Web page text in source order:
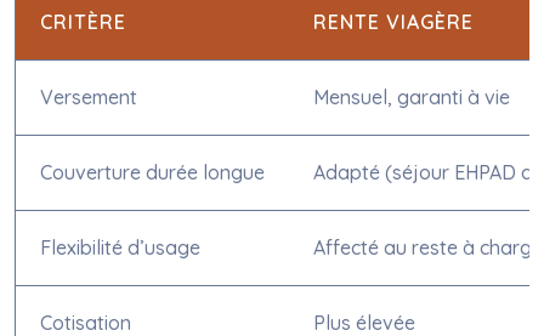
CRITÈRE RENTE VIAGÈRE
Versement Mensuel, garanti à vie
Couverture durée longue Adapté (séjour EHPAD
Flexibilité d’usage Affecté au reste à charge
Cotisation Plus élevée